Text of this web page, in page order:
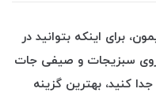
برای اینکه بتوانید در
سبزیجات و صیفی جات
کنید، بهترین گزینه